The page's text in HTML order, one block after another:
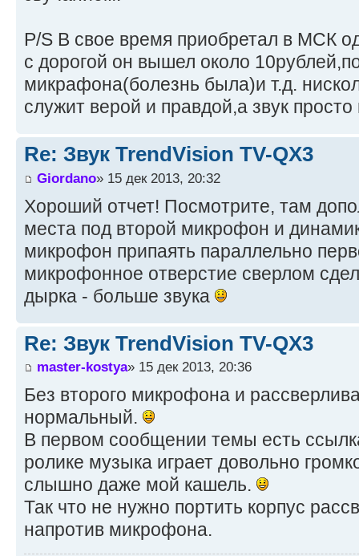
P/S В свое время приобретал в МСК
с дорогой он вышел около
микрафона(болезнь была)и т.д.
служит верой и правдой,а звук просто
Re: Звук TrendVision TV-QX3
Giordano» 15 дек 2013, 20:32
Хороший отчет! Посмотрите, там
места под второй микрофон и
микрофон припаять параллельно
микрофонное отверстие сверлом
дырка - больше звука
Re: Звук TrendVision TV-QX3
master-kostya» 15 дек 2013, 20:36
Без второго микрофона и
нормальный.
В первом сообщении темы есть
ролике музыка играет довольно
слышно даже мой кашель.
Так что не нужно портить корпус
напротив микрофона.